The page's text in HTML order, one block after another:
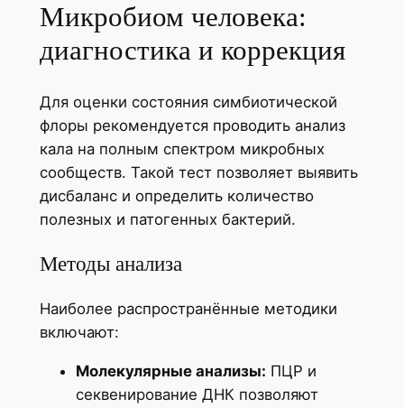
Микробиом человека:
диагностика и коррекция
Для оценки состояния симбиотической
флоры рекомендуется проводить анализ
кала на полным спектром микробных
сообществ. Такой тест позволяет выявить
дисбаланс и определить количество
полезных и патогенных бактерий.
Методы анализа
Наиболее распространённые методики
включают:
Молекулярные анализы: ПЦР и
секвенирование ДНК позволяют